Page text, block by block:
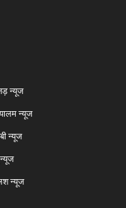
न्यूज
न्यूज
न्यूज
न्यूज